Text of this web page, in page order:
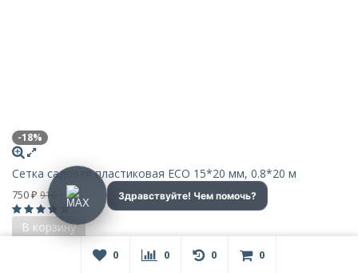
-18%
Сетка садовая пластиковая ECO 15*20 мм, 0.8*20 м
750 ₽ 910
0
В корзину
0 0 0 0